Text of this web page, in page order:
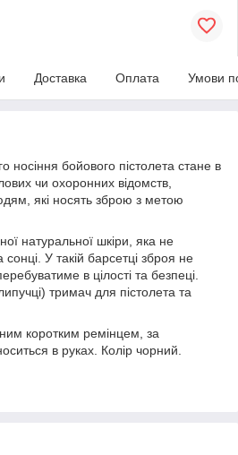
Доставка Оплата Умови
носіння бойового пістолета стане в
чи охоронних відомств,
які носять зброю з метою
натуральної шкіри, яка не
У такій барсетці зброя не
в цілості та безпеці.
тримач для пістолета та
коротким ремінцем, за
в руках. Колір чорний.